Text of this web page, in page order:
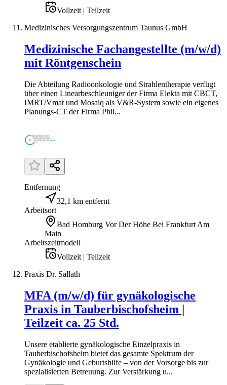
Vollzeit | Teilzeit
Medizinisches Versorgungszentrum Taunus GmbH
Medizinische Fachangestellte (m/w/d)
mit Röntgenschein
Die Abteilung Radioonkologie und Strahlentherapie verfügt
über einen Linearbeschleuniger der Firma Elekta mit CBCT,
IMRT/Vmat und Mosaiq als V&R-System sowie ein eigenes
Planungs-CT der Firma Phil...
Entfernung
32,1 km entfernt
Arbeitsort
Bad Homburg Vor Der Höhe Bei Frankfurt Am
Main
Arbeitszeitmodell
Vollzeit | Teilzeit
Praxis Dr. Sallath
MFA (m/w/d) für gynäkologische
Praxis in Tauberbischofsheim |
Teilzeit ca. 25 Std.
Unsere etablierte gynäkologische Einzelpraxis in
Tauberbischofsheim bietet das gesamte Spektrum der
Gynäkologie und Geburtshilfe – von der Vorsorge bis zur
spezialisierten Betreuung. Zur Verstärkung u...